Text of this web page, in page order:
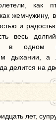
как
жемчужину,
и
весь
в одном
дыхании,
делится на
лет,